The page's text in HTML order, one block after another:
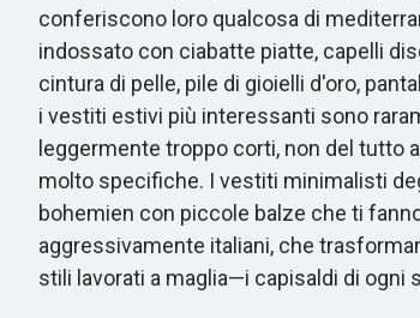
conferiscono loro qualcosa di
indossato con ciabatte piatte, capelli
cintura di pelle, pile di gioielli d'oro,
i vestiti estivi più interessanti sono
leggermente troppo corti, non del tutto
molto specifiche. I vestiti minimalisti
bohemien con piccole balze che ti
aggressivamente italiani, che
stili lavorati a maglia—i capisaldi di ogni